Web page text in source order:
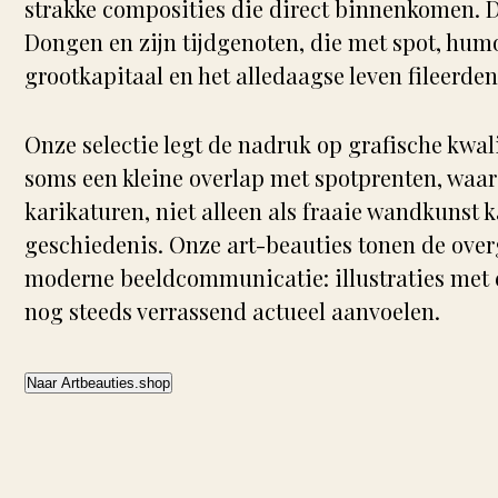
strakke composities die direct binnenkomen.
Dongen en zijn tijdgenoten, die met spot,
grootkapitaal en het alledaagse leven
Onze selectie legt de nadruk op grafische
soms een kleine overlap met spotprenten,
karikaturen, niet alleen als fraaie wandkunst
geschiedenis. Onze art-beauties tonen de
moderne beeldcommunicatie: illustraties met
nog steeds verrassend actueel aanvoelen.
Naar Artbeauties.shop